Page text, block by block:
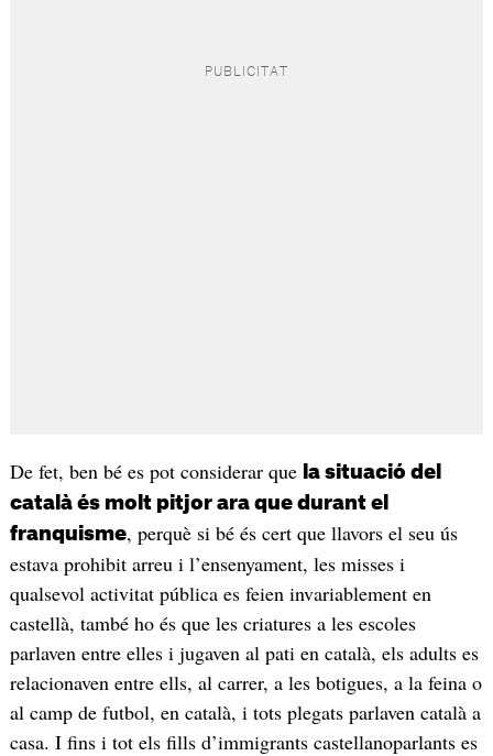
De fet, ben bé es pot considerar que la situació del
català és molt pitjor ara que durant el
franquisme, perquè si bé és cert que llavors el seu ús
estava prohibit arreu i l’ensenyament, les misses i
qualsevol activitat pública es feien invariablement en
castellà, també ho és que les criatures a les escoles
parlaven entre elles i jugaven al pati en català, els adults es
relacionaven entre ells, al carrer, a les botigues, a la feina o
al camp de futbol, en català, i tots plegats parlaven català a
casa. I fins i tot els fills d’immigrants castellanoparlants es